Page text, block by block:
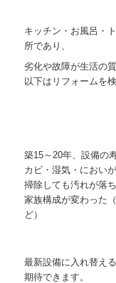
キッチン・お風呂・
所であり、
劣化や故障が生活の
以下はリフォームを
築15～20年、設備の
カビ・湿気・におい
掃除しても汚れが落
家族構成が変わった
最新設備に入れ替え
期待できます。